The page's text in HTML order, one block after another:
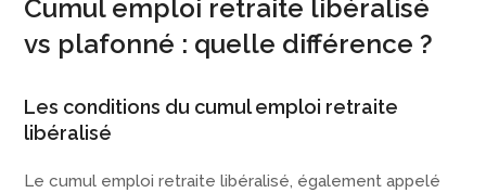
Cumul emploi retraite libéralisé
vs plafonné : quelle différence ?
Les conditions du cumul emploi retraite
libéralisé
Le cumul emploi retraite libéralisé, également appelé